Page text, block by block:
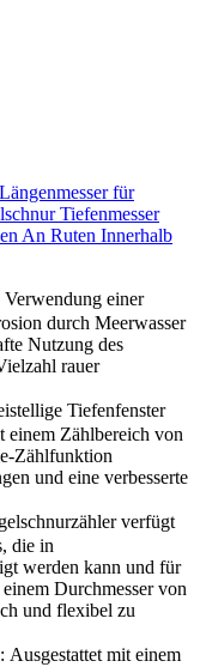
für
Tiefenmesser
An Ruten Innerhalb
einer
durch Meerwasser
Nutzung des
rauer
Tiefenfenster
einem Zählbereich von
Zählfunktion
und eine verbesserte
verfügt
die in
werden kann und für
Durchmesser von
und flexibel zu
Ausgestattet mit einem